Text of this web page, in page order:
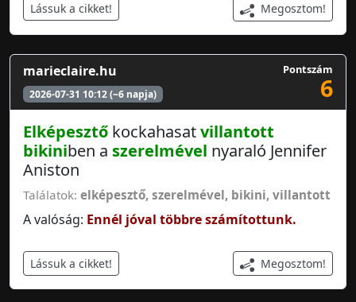
Lássuk a cikket! Megosztom!
marieclaire.hu
2026-07-31 10:12 (~6 napja)
Pontszám
6
Elképesztő kockahasatvillantott
bikiniben a szerelmével nyaraló Jennifer
Aniston
Találatok: elképesztő, szerelmével, bikini, villantott
A valóság: Ennél jóval többre számítottunk.
Lássuk a cikket! Megosztom!